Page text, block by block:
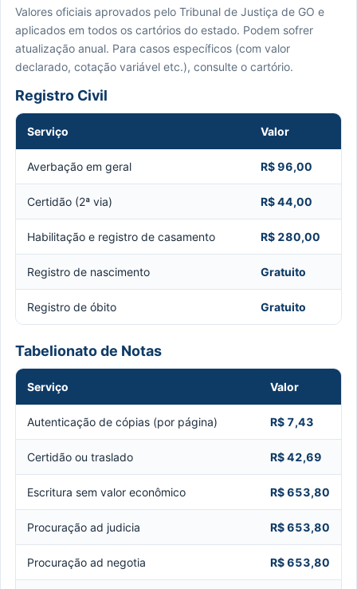
Valores oficiais aprovados pelo Tribunal de Justiça de GO e
aplicados em todos os cartórios do estado. Podem sofrer
atualização anual. Para casos específicos (com valor
declarado, cotação variável etc.), consulte o cartório.
Registro Civil
Serviço Valor
Averbação em geral R$ 96,00
Certidão (2ª via) R$ 44,00
Habilitação e registro de casamento R$ 280,00
Registro de nascimento Gratuito
Registro de óbito Gratuito
Tabelionato de Notas
Serviço Valor
Autenticação de cópias (por página) R$ 7,43
Certidão ou traslado R$ 42,69
Escritura sem valor econômico R$ 653,80
Procuração ad judicia R$ 653,80
Procuração ad negotia R$ 653,80